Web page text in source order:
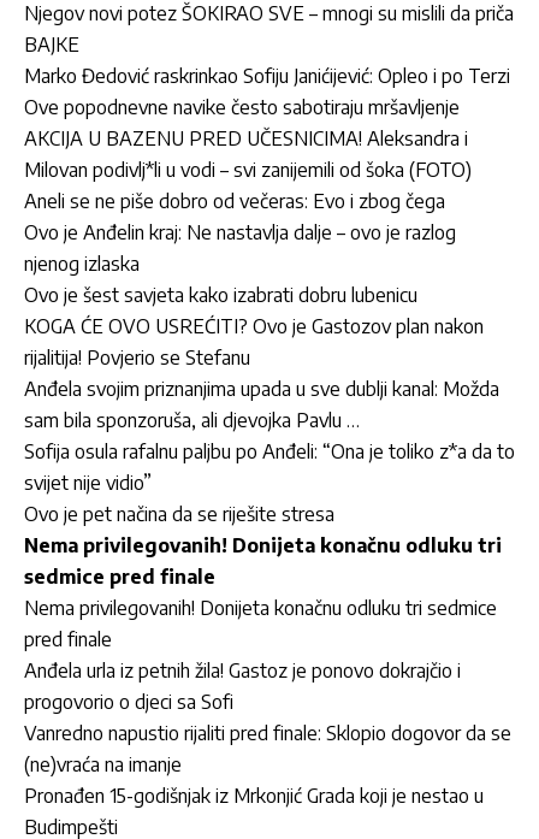
Njegov novi potez ŠOKIRAO SVE – mnogi su mislili da priča
BAJKE
Marko Đedović raskrinkao Sofiju Janićijević: Opleo i po Terzi
Ove popodnevne navike često sabotiraju mršavljenje
AKCIJA U BAZENU PRED UČESNICIMA! Aleksandra i
Milovan podivlj*li u vodi – svi zanijemili od šoka (FOTO)
Aneli se ne piše dobro od večeras: Evo i zbog čega
Ovo je Anđelin kraj: Ne nastavlja dalje – ovo je razlog
njenog izlaska
Ovo je šest savjeta kako izabrati dobru lubenicu
KOGA ĆE OVO USREĆITI? Ovo je Gastozov plan nakon
rijalitija! Povjerio se Stefanu
Anđela svojim priznanjima upada u sve dublji kanal: Možda
sam bila sponzoruša, ali djevojka Pavlu …
Sofija osula rafalnu paljbu po Anđeli: “Ona je toliko z*a da to
svijet nije vidio”
Ovo je pet načina da se riješite stresa
Nema privilegovanih! Donijeta konačnu odluku tri
sedmice pred finale
Nema privilegovanih! Donijeta konačnu odluku tri sedmice
pred finale
Anđela urla iz petnih žila! Gastoz je ponovo dokrajčio i
progovorio o djeci sa Sofi
Vanredno napustio rijaliti pred finale: Sklopio dogovor da se
(ne)vraća na imanje
Pronađen 15-godišnjak iz Mrkonjić Grada koji je nestao u
Budimpešti